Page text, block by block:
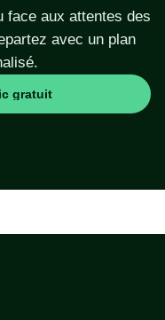
face aux attentes des
avec un plan
gratuit